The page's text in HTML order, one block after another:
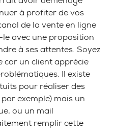
à profiter de vos
de la vente en ligne
avec une proposition
à ses attentes. Soyez
car un client apprécie
Il existe
pour réaliser des
exemple) mais un
ou un mail
remplir cette